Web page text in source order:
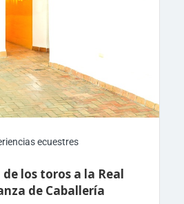
ecuestres
los toros a la Real
de Caballería